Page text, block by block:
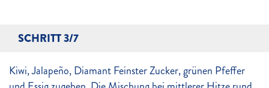
SCHRITT 3/7
Kiwi, Jalapeño, Diamant Feinster Zucker, grünen Pfeffer